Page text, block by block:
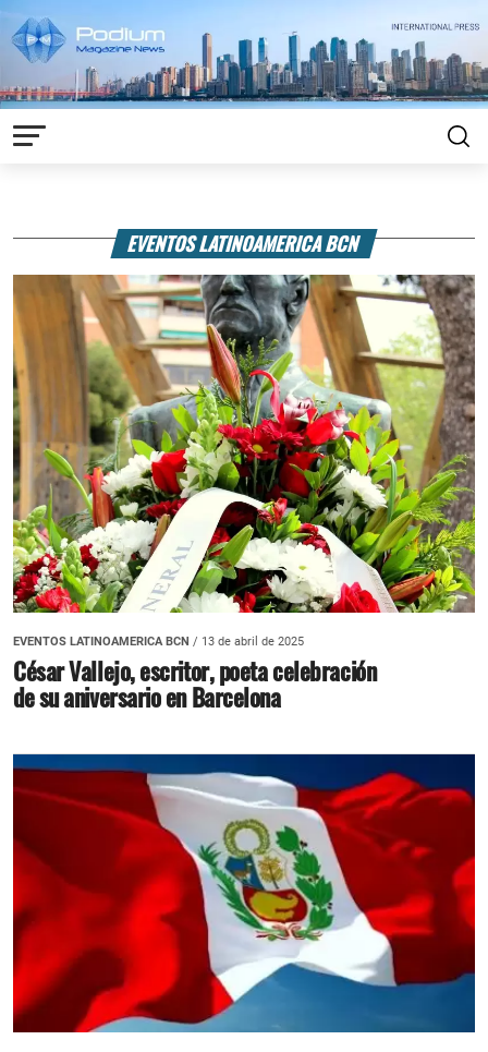
EVENTOS LATINOAMERICA BCN
EVENTOS LATINOAMERICA BCN / 13 de abril de 2025
César Vallejo, escritor, poeta celebración
de su aniversario en Barcelona